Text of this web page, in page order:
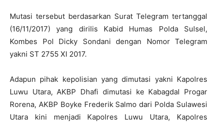
Mutasi tersebut berdasarkan Surat Telegram tertanggal
(16/11/2017) yang dirilis Kabid Humas Polda Sulsel,
Kombes Pol Dicky Sondani dengan Nomor Telegram
yakni ST 2755 XI 2017.
Adapun pihak kepolisian yang dimutasi yakni Kapolres
Luwu Utara, AKBP Dhafi dimutasi ke Kabagdal Progar
Rorena, AKBP Boyke Frederik Salmo dari Polda Sulawesi
Utara kini menjadi Kapolres Luwu Utara, Kapolres